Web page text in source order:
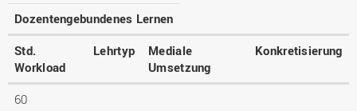
Dozentengebundenes Lernen
Std.
Workload
Lehrtyp
Mediale
Umsetzung
Konkretisierung
60